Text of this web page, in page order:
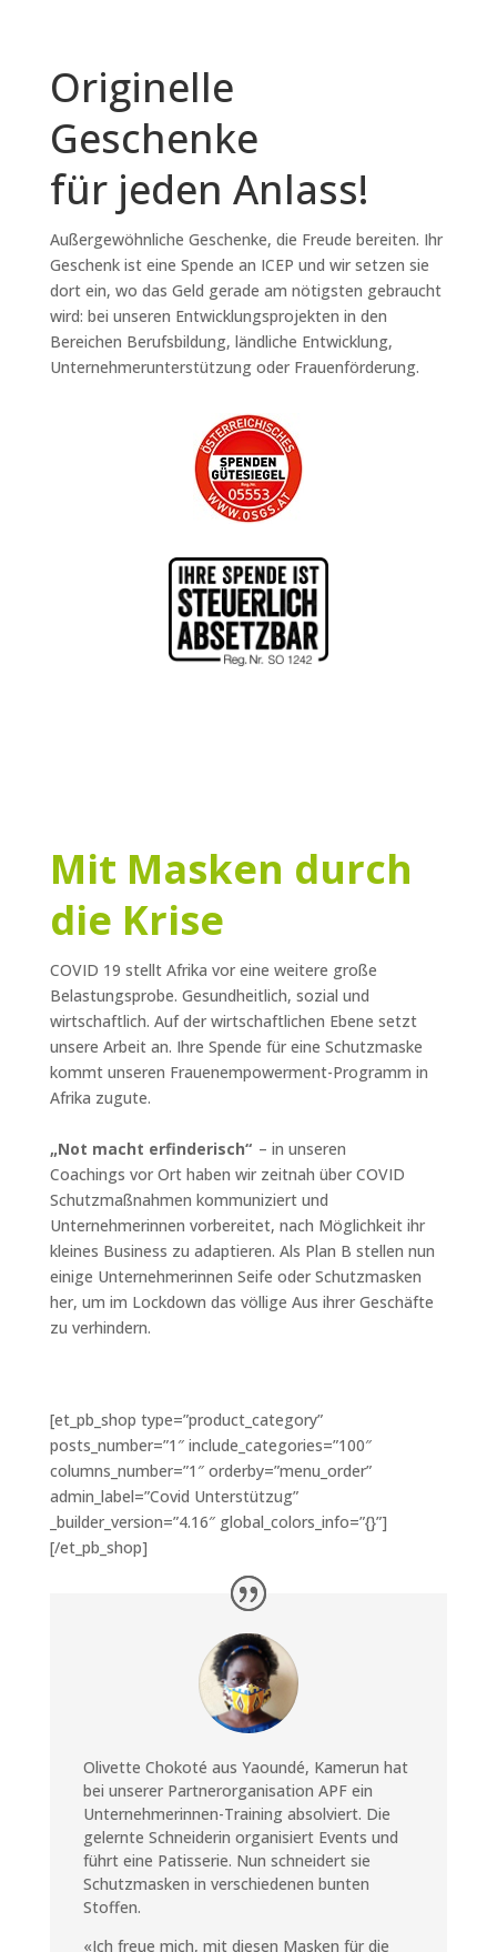
Originelle
Geschenke
für jeden Anlass!
Außergewöhnliche Geschenke, die Freude bereiten. Ihr
Geschenk ist eine Spende an ICEP und wir setzen sie
dort ein, wo das Geld gerade am nötigsten gebraucht
wird: bei unseren Entwicklungsprojekten in den
Bereichen Berufsbildung, ländliche Entwicklung,
Unternehmerunterstützung oder Frauenförderung.
Mit Masken durch
die Krise
COVID 19 stellt Afrika vor eine weitere große
Belastungsprobe. Gesundheitlich, sozial und
wirtschaftlich. Auf der wirtschaftlichen Ebene setzt
unsere Arbeit an. Ihre Spende für eine Schutzmaske
kommt unseren Frauenempowerment-Programm in
Afrika zugute.
„Not macht erfinderisch“ – in unseren
Coachings vor Ort haben wir zeitnah über COVID
Schutzmaßnahmen kommuniziert und
Unternehmerinnen vorbereitet, nach Möglichkeit ihr
kleines Business zu adaptieren. Als Plan B stellen nun
einige Unternehmerinnen Seife oder Schutzmasken
her, um im Lockdown das völlige Aus ihrer Geschäfte
zu verhindern.
[et_pb_shop type=”product_category”
posts_number=”1″ include_categories=”100″
columns_number=”1″ orderby=”menu_order”
admin_label=”Covid Unterstützug”
_builder_version=”4.16″ global_colors_info=”{}”]
[/et_pb_shop]
Olivette Chokoté aus Yaoundé, Kamerun hat
bei unserer Partnerorganisation APF ein
Unternehmerinnen-Training absolviert. Die
gelernte Schneiderin organisiert Events und
führt eine Patisserie. Nun schneidert sie
Schutzmasken in verschiedenen bunten
Stoffen.
«Ich freue mich, mit diesen Masken für die